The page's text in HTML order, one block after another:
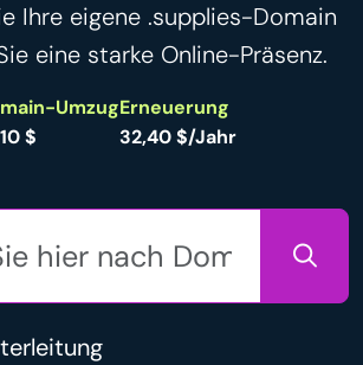
Ihre eigene .supplies-Domain
eine starke Online-Präsenz.
Umzug
$
Erneuerung
32,40 $/Jahr